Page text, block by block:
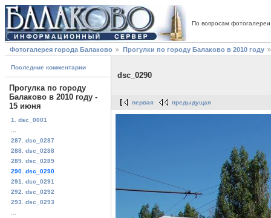
По вопросам
Фотогалерея города Балаково Прогулки по городу Балаково в 2010 году
Последние комментарии
Прогулка по городу
Балаково в 2010 году -
15 июня
1. dsc_0001
287. dsc_0287
288. dsc_0288
289. dsc_0289
290. dsc_0290
291. dsc_0291
292. dsc_0292
293. dsc_0293
dsc_0290
первая предыдущая